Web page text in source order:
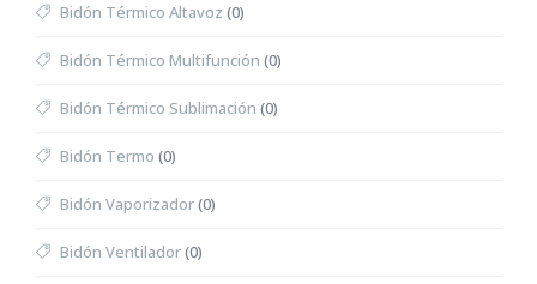
Bidón Térmico Altavoz (0)
Bidón Térmico Multifunción (0)
Bidón Térmico Sublimación (0)
Bidón Termo (0)
Bidón Vaporizador(0)
Bidón Ventilador(0)